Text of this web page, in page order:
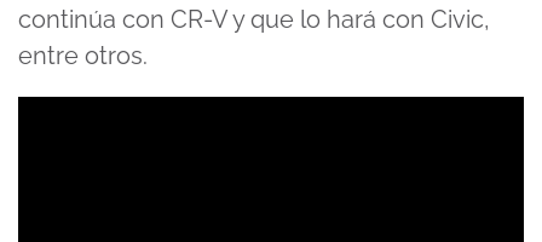
continúa con CR-V y que lo hará con Civic,
entre otros.